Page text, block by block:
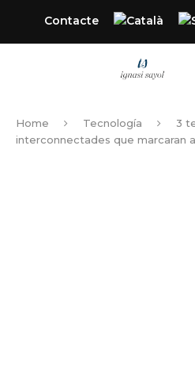
Contacte
Home Tecnología
3
interconnectades que marcaran